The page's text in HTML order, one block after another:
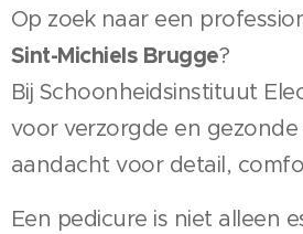
Op zoek naar een
Sint-Michiels Brugge?
Bij Schoonheidsinstituut
voor verzorgde en
aandacht voor detail,
Een pedicure is niet alleen